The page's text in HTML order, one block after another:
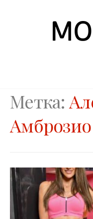
Метка:
Амброзио